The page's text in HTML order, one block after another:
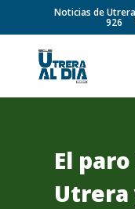
Noticias de
926
El
Utrera